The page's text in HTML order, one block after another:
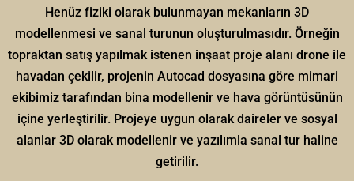
Henüz fiziki olarak bulunmayan mekanların 3D
modellenmesi ve sanal turunun oluşturulmasıdır. Örneğin
topraktan satış yapılmak istenen inşaat proje alanı drone ile
havadan çekilir, projenin Autocad dosyasına göre mimari
ekibimiz tarafından bina modellenir ve hava görüntüsünün
içine yerleştirilir. Projeye uygun olarak daireler ve sosyal
alanlar 3D olarak modellenir ve yazılımla sanal tur haline
getirilir.